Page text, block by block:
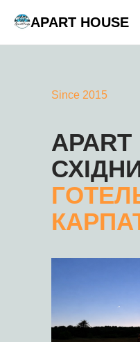
APART HOUSE
APART
Since 2015